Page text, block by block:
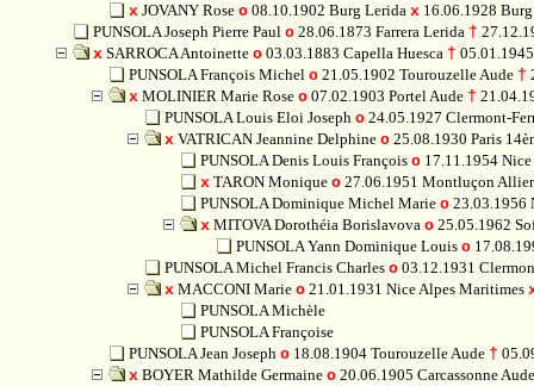
x JOVANY Rose o 08.10.1902 Burg Lerida x 16.06.1928
PUNSOLA Joseph Pierre Paul o 28.06.1873 Farrera Lerida †
x SARROCA Antoinette o 03.03.1883 Capella Huesca †
PUNSOLA François Michel o 21.05.1902 Tourouzelle Aude †
x MOLINIER Marie Rose o 07.02.1903 Portel Aude †
PUNSOLA Louis Eloi Joseph o 24.05.1927 Clermont-
x VATRICAN Jeannine Delphine o 25.08.1930 Paris
PUNSOLA Denis Louis François o 17.11.1954
x TARON Monique o 27.06.1951 Montluçon
PUNSOLA Dominique Michel Marie o 23.03.1956
x MITOVA Dorothéia Borislavova o 25.05.1962
PUNSOLA Yann Dominique Louis o
PUNSOLA Michel Francis Charles o 03.12.1931
x MACCONI Marie o 21.01.1931 Nice Alpes Maritimes
PUNSOLA Michèle
PUNSOLA Françoise
PUNSOLA Jean Joseph o 18.08.1904 Tourouzelle Aude †
x BOYER Mathilde Germaine o 20.06.1905 Carcassonne